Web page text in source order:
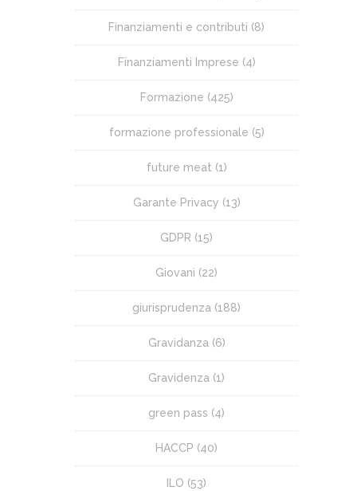
Finanziamenti e contributi (8)
Finanziamenti Imprese (4)
Formazione (425)
formazione professionale (5)
future meat(1)
Garante Privacy (13)
GDPR (15)
Giovani (22)
giurisprudenza (188)
Gravidanza(6)
Gravidenza (1)
green pass (4)
HACCP (40)
ILO (53)